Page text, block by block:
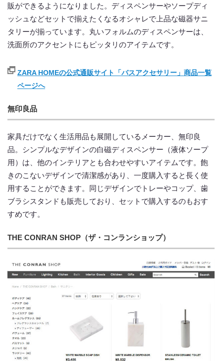
販ができるようになりました。ディスペンサーやソープディ
ッシュなどセットで揃えたくなるオシャレで上品な磁器サニ
タリーが揃っています。丸いフォルムのディスペンサーは、
洗面所のアクセントにもピッタリのアイテムです。
ZARA HOMEの公式通販サイト「バスアクセサリー」商品一覧
ページへ
無印良品
家具だけでなく生活用品も展開しているメーカー、無印良
品。シンプルなデザインの白磁ディスペンサー（液体ソープ
用）は、他のインテリアとも合わせやすいアイテムです。飽
きのこないデザインで清潔感があり、一度購入すると長く使
用することができます。同じデザインでトレーやコップ、歯
ブラシスタンドも販売しており、セットで購入するのもおす
すめです。
THE CONRAN SHOP（ザ・コンランショップ）